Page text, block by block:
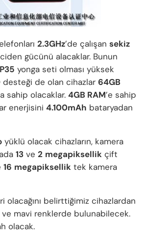
2.3GHz’de çalışan sekiz
gücünü alacaklar. Bunun
yonga seti olması yüksek
desteği de olan cihazlar 64GB
sahip olacaklar. 4GB RAM’e sahip
enerjisini 4.100mAh bataryadan
yüklü olacak cihazların, kamera
13 ve 2 megapiksellik çift
16 megapiksellik tek kamera
olacağını belirttiğimiz cihazlardan
ve mavi renklerde bulunabilecek.
olacak.